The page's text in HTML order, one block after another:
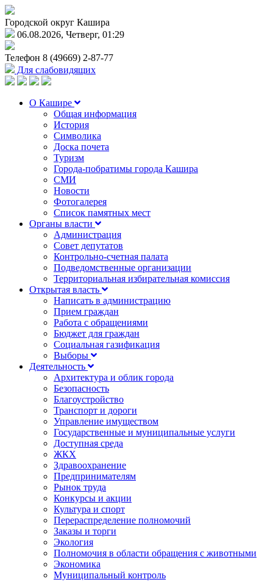
Городской округ Кашира
06.08.2026, Четверг, 01:29
Телефон 8 (49669) 2-87-77
Для слабовидящих
О Кашире
Общая информация
История
Символика
Доска почета
Туризм
Города-побратимы города Кашира
СМИ
Новости
Фотогалерея
Список памятных мест
Органы власти
Администрация
Совет депутатов
Контрольно-счетная палата
Подведомственные организации
Территориальная избирательная комиссия
Открытая власть
Написать в администрацию
Прием граждан
Работа с обращениями
Бюджет для граждан
Социальная газификация
Выборы
Деятельность
Архитектура и облик города
Безопасность
Благоустройство
Транспорт и дороги
Управление имуществом
Государственные и муниципальные услуги
Доступная среда
ЖКХ
Здравоохранение
Предпринимателям
Рынок труда
Конкурсы и акции
Культура и спорт
Перераспределение полномочий
Заказы и торги
Экология
Полномочия в области обращения с животными
Экономика
Муниципальный контроль